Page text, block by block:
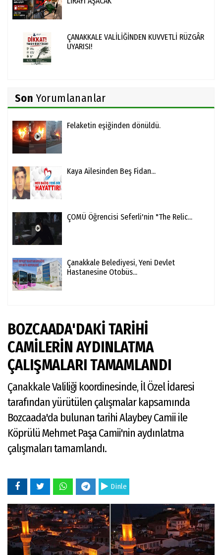
ÇANAKKALE VALİLİĞİNDEN KUVVETLİ RÜZGÂR
UYARISI!
Son Yorumlananlar
Felaketin eşiğinden dönüldü.
Kaya Ailesinden Beş Fidan...
ÇOMÜ Öğrencisi Seferli'nin "The Relic...
Çanakkale Belediyesi, Yeni Devlet
Hastanesine Otobüs...
BOZCAADA'DAKİ TARİHİ
CAMİLERİN AYDINLATMA
ÇALIŞMALARI TAMAMLANDI
Çanakkale Valiliği koordinesinde, İl Özel İdaresi
tarafından yürütülen çalışmalar kapsamında
Bozcaada'da bulunan tarihi Alaybey Camii ile
Köprülü Mehmet Paşa Camii'nin aydınlatma
çalışmaları tamamlandı.
Dinle